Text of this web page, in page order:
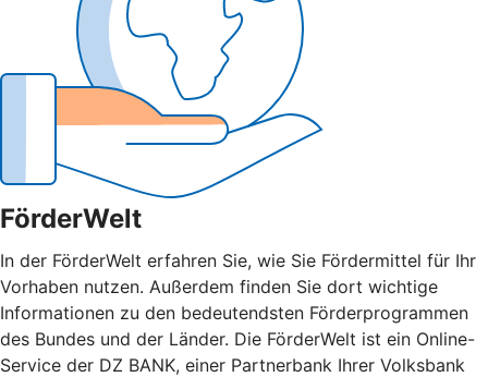
FörderWelt
In der FörderWelt erfahren Sie, wie Sie Fördermittel für Ihr
Vorhaben nutzen. Außerdem finden Sie dort wichtige
Informationen zu den bedeutendsten Förderprogrammen
des Bundes und der Länder. Die FörderWelt ist ein Online-
Service der DZ BANK, einer Partnerbank Ihrer Volksbank